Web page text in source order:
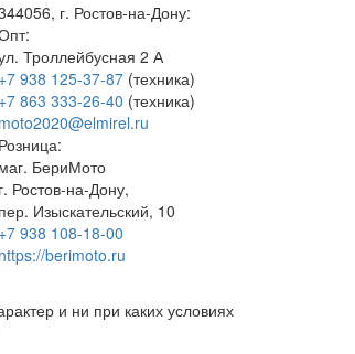
г. Ростов-на-Дону:
Троллейбусная 2 А
+7 938 125-37-87(техника)
+7 863 333-26-40 (техника)
moto2020@elmirel.ru
Розница:
маг. БериМото
г. Ростов-на-Дону,
пер. Изыскательский, 10
+7 938 108-18-00
https://berimoto.ru
и ни при каких условиях